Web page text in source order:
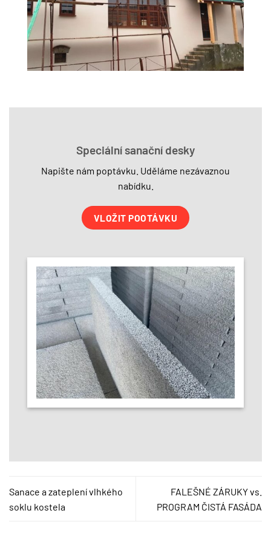
Speciální sanační desky
Napište nám poptávku. Uděláme nezávaznou
nabídku.
VLOŽIT POOTÁVKU
Sanace a zateplení vlhkého
soklu kostela
FALEŠNÉ ZÁRUKY vs.
PROGRAM ČISTÁ FASÁDA